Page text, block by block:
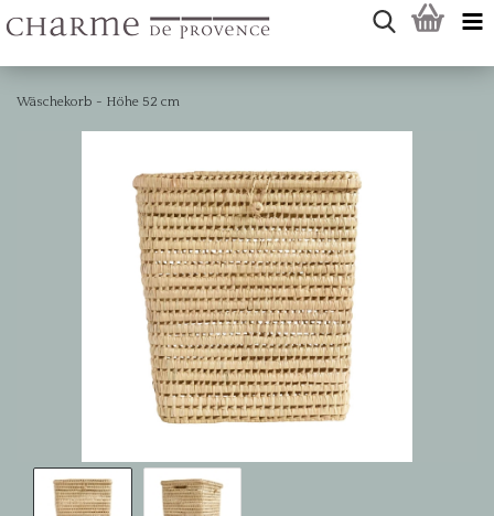
Wäschekorb - Höhe 52 cm